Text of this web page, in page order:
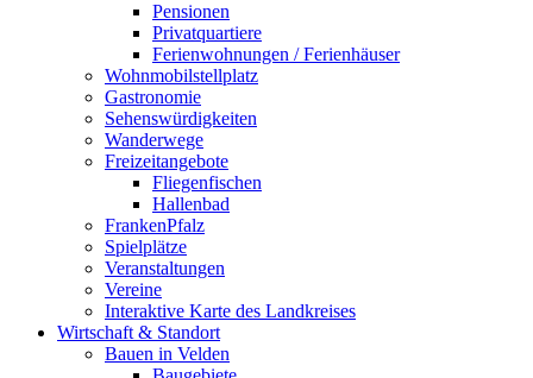
Pensionen
Privatquartiere
Ferienwohnungen / Ferienhäuser
Wohnmobilstellplatz
Gastronomie
Sehenswürdigkeiten
Wanderwege
Freizeitangebote
Fliegenfischen
Hallenbad
FrankenPfalz
Spielplätze
Veranstaltungen
Vereine
Interaktive Karte des Landkreises
Wirtschaft & Standort
Bauen in Velden